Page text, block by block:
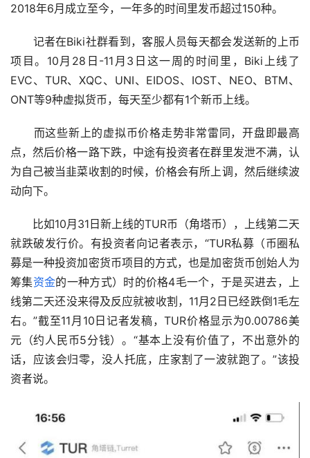
2018年6月成立至今，一年多的时间里发币超过150种。
记者在Biki社群看到，客服人员每天都会发送新的上币
项目。10月28日-11月3日这一周的时间里，Biki上线了
EVC、TUR、XQC、UNI、EIDOS、IOST、NEO、BTM、
ONT等9种虚拟货币，每天至少都有1个新币上线。
而这些新上的虚拟币价格走势非常雷同，开盘即最高
点，然后价格一路下跌，中途有投资者在群里发泄不满，认
为自己被当韭菜收割的时候，价格会有所上调，然后继续波
动向下。
比如10月31日新上线的TUR币（角塔币），上线第二天
就跌破发行价。有投资者向记者表示，“TUR私募（币圈私
募是一种投资加密货币项目的方式，也是加密货币创始人为
筹集资金的一种方式）时的价格4毛一个，于是买进去，上
线第二天还没来得及反应就被收割，11月2日已经跌倒1毛左
右。”截至11月10日记者发稿，TUR价格显示为0.00786美
元（约人民币5分钱）。“基本上没有价值了，不出意外的
话，应该会归零，没人托底，庄家割了一波就跑了。”该投
资者说。